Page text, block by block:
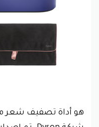
هو أداة تصفيف شعر